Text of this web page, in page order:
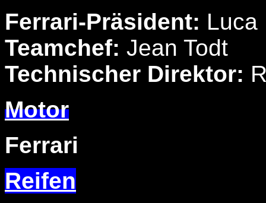
Ferrari-Präsident: Luca
Teamchef: Jean Todt
Technischer Direktor:
Motor
Ferrari
Reifen